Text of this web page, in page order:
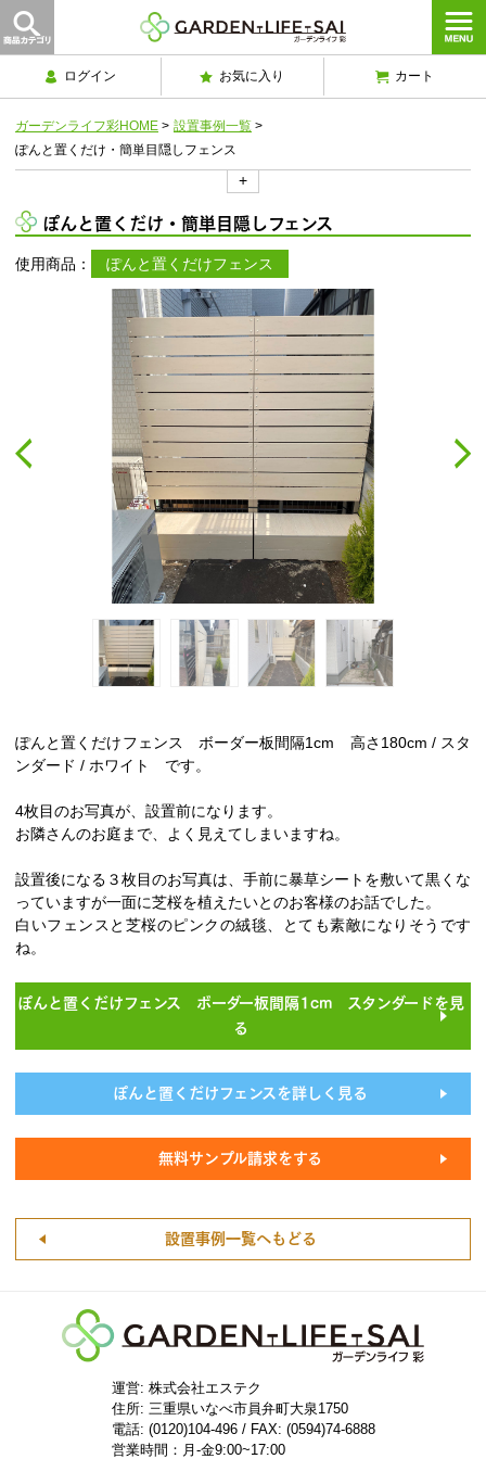
ログイン お気に入り カート
ガーデンライフ彩HOME > 設置事例一覧 >
ぽんと置くだけ・簡単目隠しフェンス
+
ぽんと置くだけ・簡単目隠しフェンス
使用商品： ぽんと置くだけフェンス
ぽんと置くだけフェンス ボーダー板間隔1cm 高さ180cm / スタ
ンダード / ホワイト です。
4枚目のお写真が、設置前になります。
お隣さんのお庭まで、よく見えてしまいますね。
設置後になる３枚目のお写真は、手前に暴草シートを敷いて黒くな
っていますが一面に芝桜を植えたいとのお客様のお話でした。
白いフェンスと芝桜のピンクの絨毯、とても素敵になりそうです
ね。
ぽんと置くだけフェンス ボーダー板間隔1cm スタンダードを見
る
ぽんと置くだけフェンスを詳しく見る
無料サンプル請求をする
設置事例一覧へもどる
運営: 株式会社エステク
住所: 三重県いなべ市員弁町大泉1750
電話: (0120)104-496 / FAX: (0594)74-6888
営業時間：月-金9:00~17:00